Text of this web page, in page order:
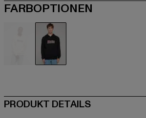
FARBOPTIONEN
PRODUKT DETAILS